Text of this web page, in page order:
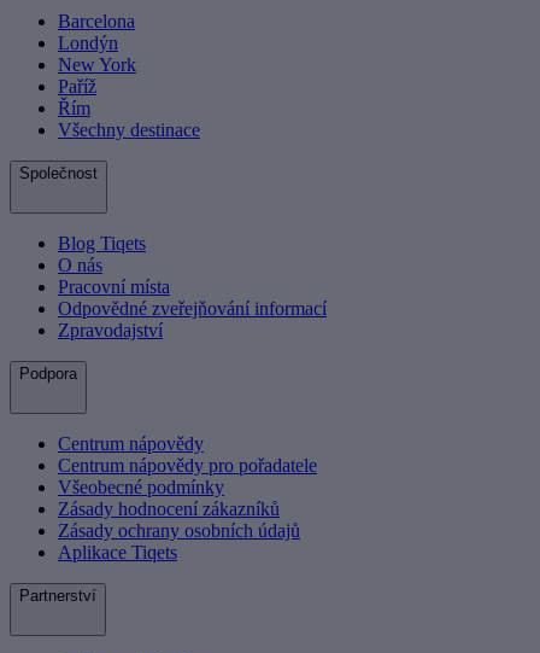
Barcelona
Londýn
New York
Paříž
Řím
Všechny destinace
Společnost
Blog Tiqets
O nás
Pracovní místa
Odpovědné zveřejňování informací
Zpravodajství
Podpora
Centrum nápovědy
Centrum nápovědy pro pořadatele
Všeobecné podmínky
Zásady hodnocení zákazníků
Zásady ochrany osobních údajů
Aplikace Tiqets
Partnerství